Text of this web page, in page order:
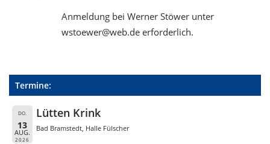
Anmeldung bei Werner Stöwer unter
wstoewer@web.de erforderlich.
Termine:
DO.
13
AUG.
2026
Lütten Krink
Bad Bramstedt, Halle Fülscher